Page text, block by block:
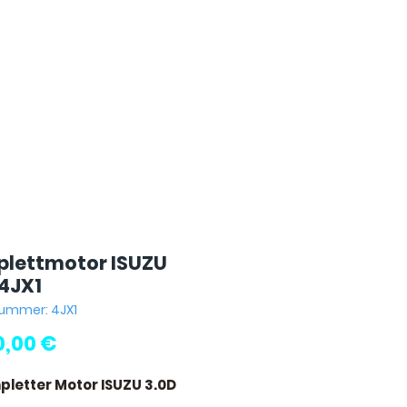
ISUZU
4JX1
€
Motor ISUZU 3.0D